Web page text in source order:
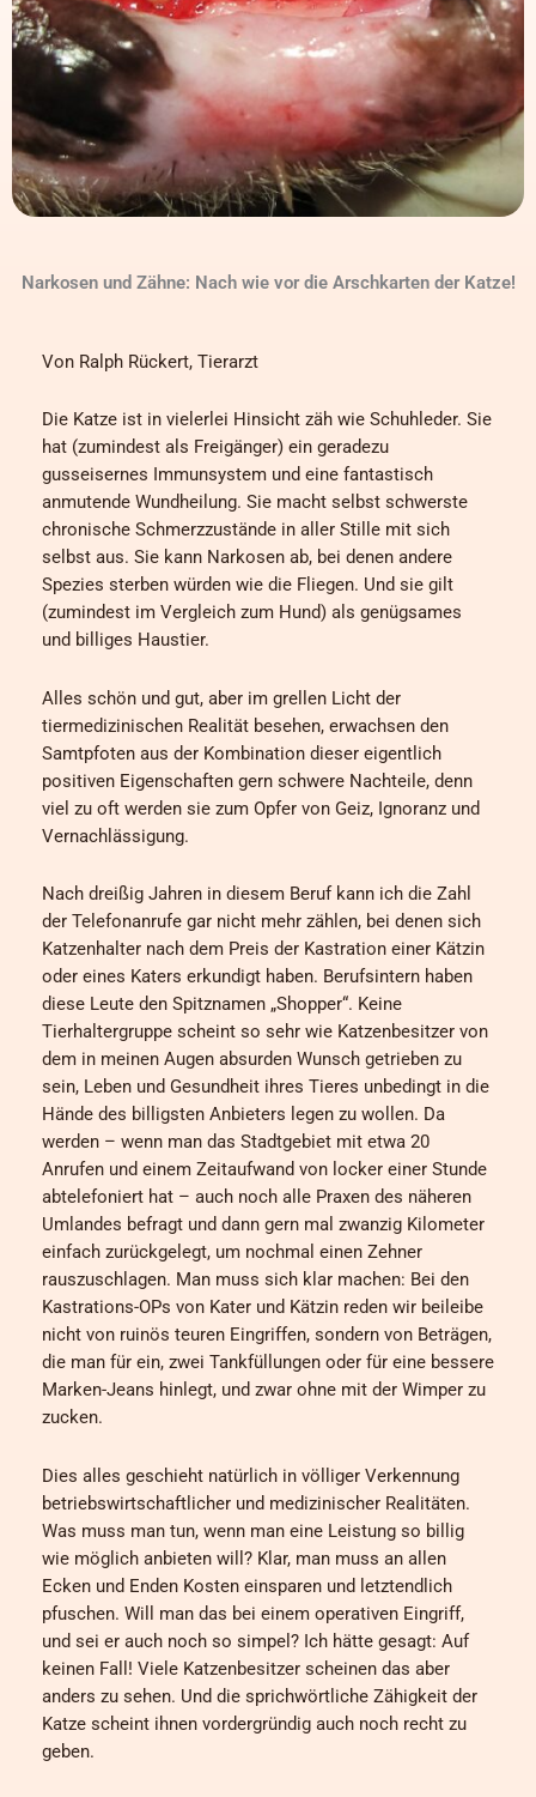
Narkosen und Zähne: Nach wie vor die Arschkarten der Katze!
Von Ralph Rückert, Tierarzt
Die Katze ist in vielerlei Hinsicht zäh wie Schuhleder. Sie
hat (zumindest als Freigänger) ein geradezu
gusseisernes Immunsystem und eine fantastisch
anmutende Wundheilung. Sie macht selbst schwerste
chronische Schmerzzustände in aller Stille mit sich
selbst aus. Sie kann Narkosen ab, bei denen andere
Spezies sterben würden wie die Fliegen. Und sie gilt
(zumindest im Vergleich zum Hund) als genügsames
und billiges Haustier.
Alles schön und gut, aber im grellen Licht der
tiermedizinischen Realität besehen, erwachsen den
Samtpfoten aus der Kombination dieser eigentlich
positiven Eigenschaften gern schwere Nachteile, denn
viel zu oft werden sie zum Opfer von Geiz, Ignoranz und
Vernachlässigung.
Nach dreißig Jahren in diesem Beruf kann ich die Zahl
der Telefonanrufe gar nicht mehr zählen, bei denen sich
Katzenhalter nach dem Preis der Kastration einer Kätzin
oder eines Katers erkundigt haben. Berufsintern haben
diese Leute den Spitznamen „Shopper“. Keine
Tierhaltergruppe scheint so sehr wie Katzenbesitzer von
dem in meinen Augen absurden Wunsch getrieben zu
sein, Leben und Gesundheit ihres Tieres unbedingt in die
Hände des billigsten Anbieters legen zu wollen. Da
werden – wenn man das Stadtgebiet mit etwa 20
Anrufen und einem Zeitaufwand von locker einer Stunde
abtelefoniert hat – auch noch alle Praxen des näheren
Umlandes befragt und dann gern mal zwanzig Kilometer
einfach zurückgelegt, um nochmal einen Zehner
rauszuschlagen. Man muss sich klar machen: Bei den
Kastrations-OPs von Kater und Kätzin reden wir beileibe
nicht von ruinös teuren Eingriffen, sondern von Beträgen,
die man für ein, zwei Tankfüllungen oder für eine bessere
Marken-Jeans hinlegt, und zwar ohne mit der Wimper zu
zucken.
Dies alles geschieht natürlich in völliger Verkennung
betriebswirtschaftlicher und medizinischer Realitäten.
Was muss man tun, wenn man eine Leistung so billig
wie möglich anbieten will? Klar, man muss an allen
Ecken und Enden Kosten einsparen und letztendlich
pfuschen. Will man das bei einem operativen Eingriff,
und sei er auch noch so simpel? Ich hätte gesagt: Auf
keinen Fall! Viele Katzenbesitzer scheinen das aber
anders zu sehen. Und die sprichwörtliche Zähigkeit der
Katze scheint ihnen vordergründig auch noch recht zu
geben.